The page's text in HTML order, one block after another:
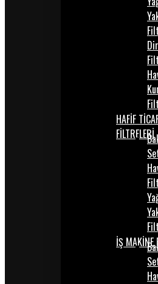
HAFİF
FİLTRELERİ
İŞ MAKİNE